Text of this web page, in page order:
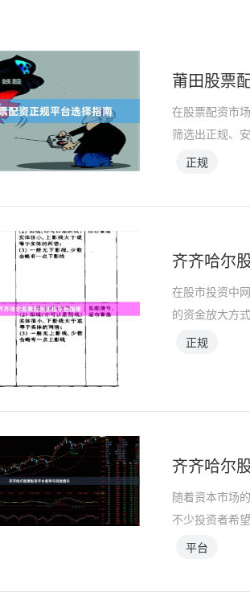
莆田股票
在股票配资市
筛选出正规、
正规
齐齐哈尔
在股市投资中
的资金放大方
正规
齐齐哈尔
随着资本市场
不少投资者希
平台